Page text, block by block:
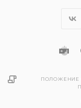
ПОЛОЖЕНИЕ